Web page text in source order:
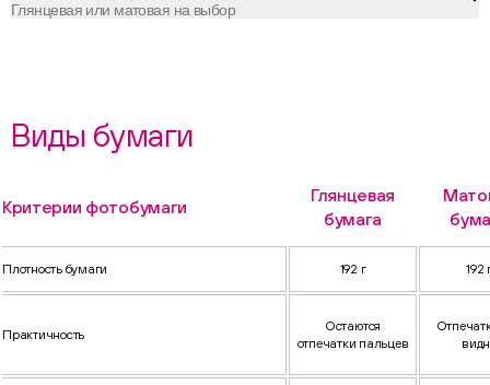
Глянцевая или матовая на выбор
Виды бумаги
Критерии фотобумаги
Глянцевая
бумага
Плотность бумаги 192 г 192
Практичность
Остаются
отпечатки пальцев